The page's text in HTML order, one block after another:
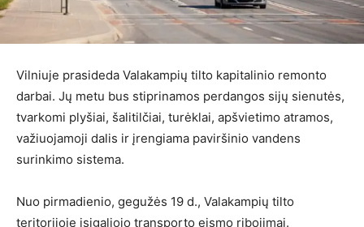
Vilniuje prasideda Valakampių tilto kapitalinio remonto
darbai. Jų metu bus stiprinamos perdangos sijų sienutės,
tvarkomi plyšiai, šalitilčiai, turėklai, apšvietimo atramos,
važiuojamoji dalis ir įrengiama paviršinio vandens
surinkimo sistema.
Nuo pirmadienio, gegužės 19 d., Valakampių tilto
teritorijoje įsigaliojo transporto eismo ribojimai.